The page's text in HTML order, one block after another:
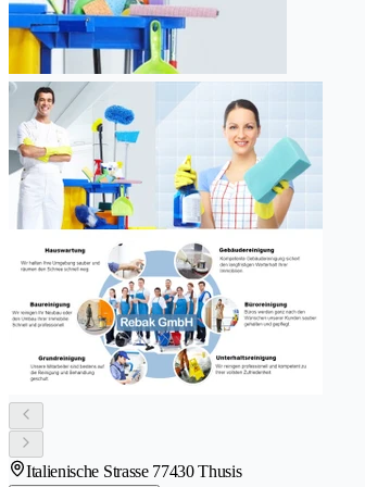
Italienische Strasse 77430 Thusis